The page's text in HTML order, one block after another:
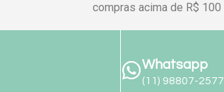
compras acima de R$ 100
Whatsapp
(11) 98807-2577